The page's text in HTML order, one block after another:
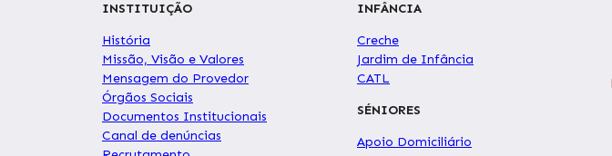
INSTITUIÇÃO
História
Missão, Visão e Valores
Mensagem do Provedor
Órgãos Sociais
Documentos Institucionais
Canal de denúncias
INFÂNCIA
Creche
Jardim de Infância
CATL
SÉNIORES
Apoio Domiciliário